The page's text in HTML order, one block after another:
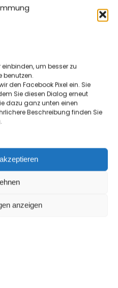
um besser zu
benutzen.
den Facebook Pixel ein. Sie
Sie diesen Dialog erneut
dazu ganz unten einen
Beschreibung finden Sie
anzeigen
[...]